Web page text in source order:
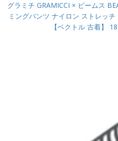
グラミチ GRAMICCI × ビームス
ミングパンツ ナイロン ストレッチ
【ベクトル 古着】